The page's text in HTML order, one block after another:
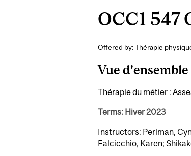
OCC1
Offered by: Thérapie
Vue d'ensemble
Thérapie du métier :
Terms: Hiver 2023
Instructors: Perlman,
Falcicchio, Karen;